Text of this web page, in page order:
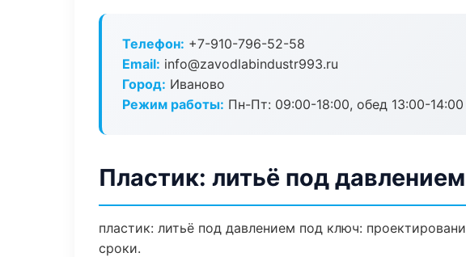
Телефон: +7-910-796-52-58
Email: info@zavodlabindustr993.ru
Город: Иваново
Режим работы: Пн-Пт: 09:00-18:00, обед 13:00-14:00
Пластик: литьё под
пластик: литьё под давлением под ключ:
сроки.